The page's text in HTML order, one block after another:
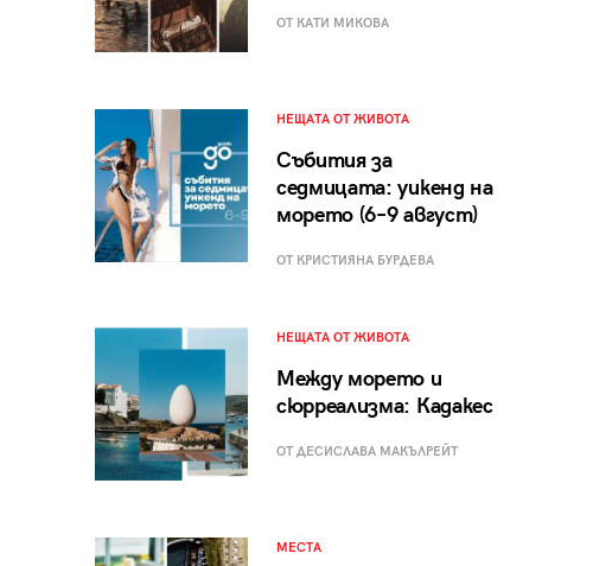
ОТ КАТИ МИКОВА
НЕЩАТА ОТ ЖИВОТА
Събития за
седмицата: уикенд на
морето (6–9 август)
ОТ КРИСТИЯНА БУРДЕВА
НЕЩАТА ОТ ЖИВОТА
Между морето и
сюрреализма: Кадакес
ОТ ДЕСИСЛАВА МАКЪЛРЕЙТ
МЕСТА